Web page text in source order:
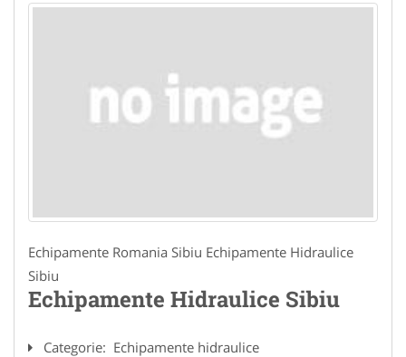
Echipamente Romania Sibiu Echipamente Hidraulice
Sibiu
Echipamente Hidraulice Sibiu
Categorie: Echipamente hidraulice